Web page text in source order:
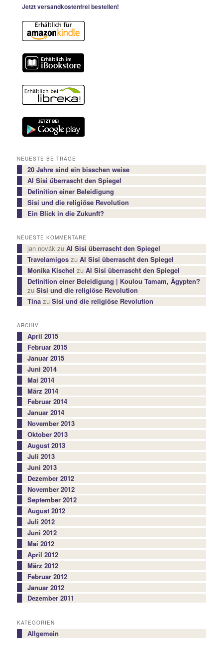
Jetzt versandkostenfrei bestellen!
NEUESTE BEITRÄGE
20 Jahre sind ein bisschen weise
Al Sisi überrascht den Spiegel
Definition einer Beleidigung
Sisi und die religiöse Revolution
Ein Blick in die Zukunft?
NEUESTE KOMMENTARE
jan novákzu Al Sisi überrascht den Spiegel
Travelamigoszu Al Sisi überrascht den Spiegel
Monika Kischel zu Al Sisi überrascht den Spiegel
Definition einer Beleidigung | Koulou Tamam, Ägypten?
zu Sisi und die religiöse Revolution
Tinazu Sisi und die religiöse Revolution
ARCHIV
April 2015
Februar 2015
Januar 2015
Juni 2014
Mai 2014
März 2014
Februar 2014
Januar 2014
November 2013
Oktober 2013
August 2013
Juli 2013
Juni 2013
Dezember 2012
November 2012
September 2012
August 2012
Juli 2012
Juni 2012
Mai 2012
April 2012
März 2012
Februar 2012
Januar 2012
Dezember 2011
KATEGORIEN
Allgemein